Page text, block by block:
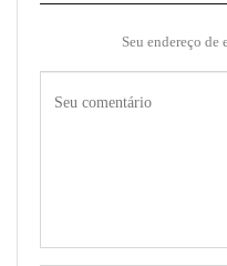
Seu endereço